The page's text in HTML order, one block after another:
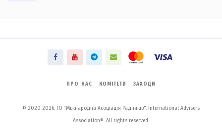
ПРО НАС КОМІТЕТИ ЗАХОДИ
© 2020-2026. ГО "Міжнародна Асоціація Радників". International Advisers
Association®. All rights reserved.